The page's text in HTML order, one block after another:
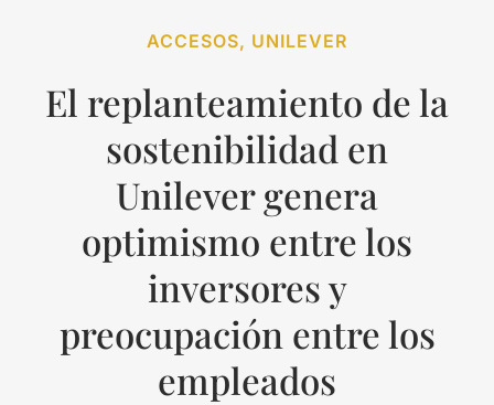
ACCESOS, UNILEVER
El replanteamiento de la
sostenibilidad en
Unilever genera
optimismo entre los
inversores y
preocupación entre los
empleados